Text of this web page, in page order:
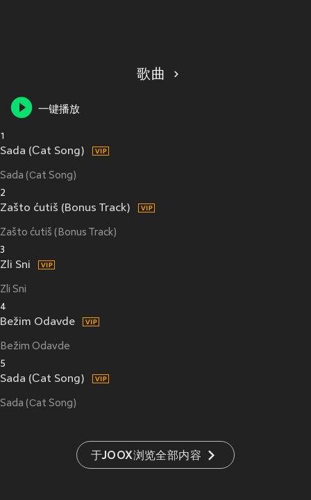
歌曲
一键播放
1
Sada (Сat Song)
Sada (Сat Song)
2
Zašto ćutiš (Bonus Track)
Zašto ćutiš (Bonus Track)
3
Zli Sni
Zli Sni
4
Bežim Odavde
Bežim Odavde
5
Sada (Сat Song)
Sada (Сat Song)
于JOOX浏览全部内容